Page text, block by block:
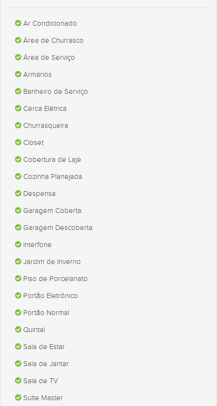
Ar Condicionado
Área de Churrasco
Área de Serviço
Armários
Banheiro de Serviço
Cerca Elétrica
Churrasqueira
Closet
Cobertura de Laje
Cozinha Planejada
Despensa
Garagem Coberta:
Garagem Descoberta:
Interfone
Jardim de Inverno
Piso de Porcelanato
Portão Eletrônico
Portão Normal
Quintal
Sala de Estar
Sala de Jantar
Sala de TV
Suíte Master